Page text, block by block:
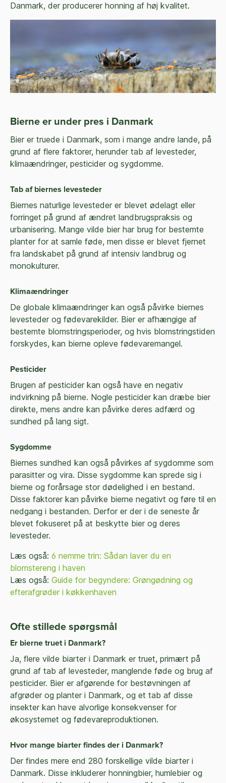
Danmark, der producerer honning af høj kvalitet.
Bierne er under pres i Danmark
Bier er truede i Danmark, som i mange andre lande, på
grund af flere faktorer, herunder tab af levesteder,
klimaændringer, pesticider og sygdomme.
Tab af biernes levesteder
Biernes naturlige levesteder er blevet ødelagt eller
forringet på grund af ændret landbrugspraksis og
urbanisering. Mange vilde bier har brug for bestemte
planter for at samle føde, men disse er blevet fjernet
fra landskabet på grund af intensiv landbrug og
monokulturer.
Klimaændringer
De globale klimaændringer kan også påvirke biernes
levesteder og fødevarekilder. Bier er afhængige af
bestemte blomstringsperioder, og hvis blomstringstiden
forskydes, kan bierne opleve fødevaremangel.
Pesticider
Brugen af pesticider kan også have en negativ
indvirkning på bierne. Nogle pesticider kan dræbe bier
direkte, mens andre kan påvirke deres adfærd og
sundhed på lang sigt.
Sygdomme
Biernes sundhed kan også påvirkes af sygdomme som
parasitter og vira. Disse sygdomme kan sprede sig i
bierne og forårsage stor dødelighed i en bestand.
Disse faktorer kan påvirke bierne negativt og føre til en
nedgang i bestanden. Derfor er der i de seneste år
blevet fokuseret på at beskytte bier og deres
levesteder.
Læs også: 6 nemme trin: Sådan laver du en
blomstereng i haven
Læs også: Guide for begyndere: Grøngødning og
efterafgrøder i køkkenhaven
Ofte stillede spørgsmål
Er bierne truet i Danmark?
Ja, flere vilde biarter i Danmark er truet, primært på
grund af tab af levesteder, manglende føde og brug af
pesticider. Bier er afgørende for bestøvningen af
afgrøder og planter i Danmark, og et tab af disse
insekter kan have alvorlige konsekvenser for
økosystemet og fødevareproduktionen.
Hvor mange biarter findes der i Danmark?
Der findes mere end 280 forskellige vilde biarter i
Danmark. Disse inkluderer honningbier, humlebier og